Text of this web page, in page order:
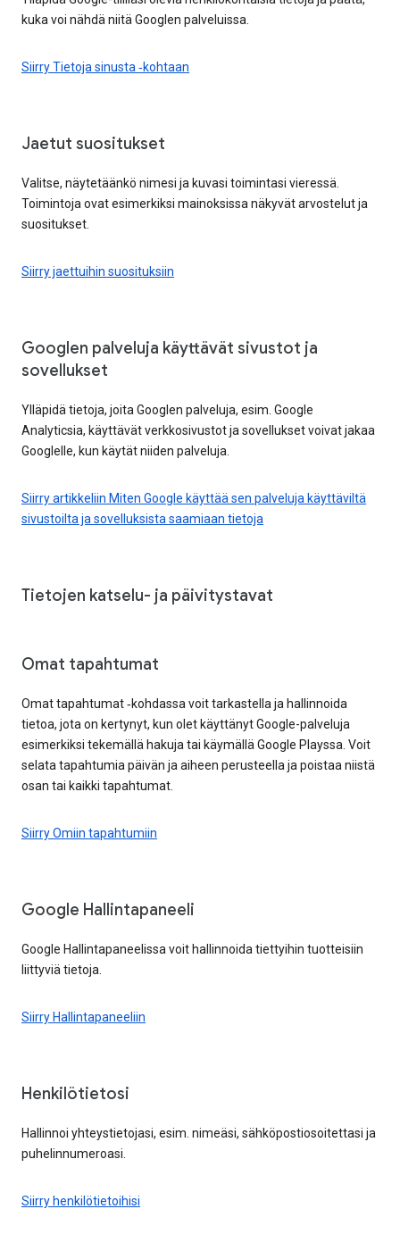
kuka voi nähdä niitä Googlen palveluissa.
Siirry Tietoja sinusta ‑kohtaan
Jaetut suositukset
Valitse, näytetäänkö nimesi ja kuvasi toimintasi vieressä.
Toimintoja ovat esimerkiksi mainoksissa näkyvät arvostelut ja
suositukset.
Siirry jaettuihin suosituksiin
Googlen palveluja käyttävät sivustot ja
sovellukset
Ylläpidä tietoja, joita Googlen palveluja, esim. Google
Analyticsia, käyttävät verkkosivustot ja sovellukset voivat jakaa
Googlelle, kun käytät niiden palveluja.
Siirry artikkeliin Miten Google käyttää sen palveluja käyttäviltä
sivustoilta ja sovelluksista saamiaan tietoja
Tietojen katselu- ja päivitystavat
Omat tapahtumat
Omat tapahtumat ‑kohdassa voit tarkastella ja hallinnoida
tietoa, jota on kertynyt, kun olet käyttänyt Google-palveluja
esimerkiksi tekemällä hakuja tai käymällä Google Playssa. Voit
selata tapahtumia päivän ja aiheen perusteella ja poistaa niistä
osan tai kaikki tapahtumat.
Siirry Omiin tapahtumiin
Google Hallintapaneeli
Google Hallintapaneelissa voit hallinnoida tiettyihin tuotteisiin
liittyviä tietoja.
Siirry Hallintapaneeliin
Henkilötietosi
Hallinnoi yhteystietojasi, esim. nimeäsi, sähköpostiosoitettasi ja
puhelinnumeroasi.
Siirry henkilötietoihisi